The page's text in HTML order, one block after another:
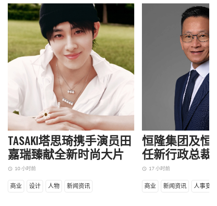
TASAKI塔思琦携手演员田
嘉瑞臻献全新时尚大片
access_time 10 小时前
商业 设计 人物 新闻资讯
恒隆集团及恒
任新行政总裁
access_time 17 小时前
商业 新闻资讯 人事变动